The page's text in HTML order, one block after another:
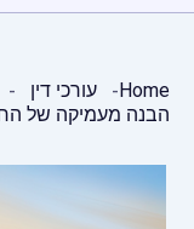
Home
עורכי דין
הבנה מעמיקה של